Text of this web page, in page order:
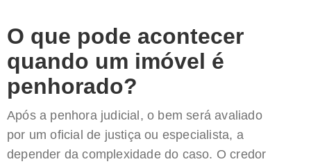
O que pode acontecer
quando um imóvel é
penhorado?
Após a penhora judicial, o bem será avaliado
por um oficial de justiça ou especialista, a
depender da complexidade do caso. O credor